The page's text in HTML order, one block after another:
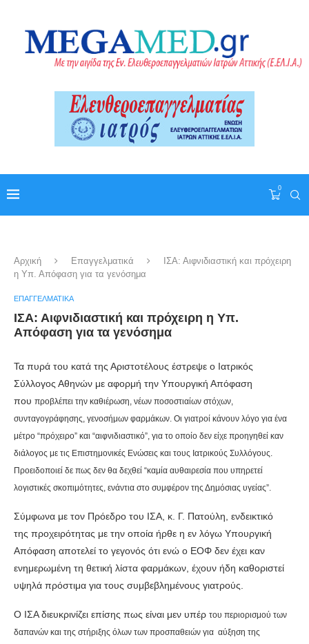
0
Αρχική Επαγγελματικά
ΙΣΑ: Αιφνιδιαστική και πρόχειρη
η Υπ. Απόφαση για τα γενόσημα
ΕΠΑΓΓΕΛΜΑΤΙΚΆ
ΙΣΑ: Αιφνιδιαστική και πρόχειρη η Υπ.
Απόφαση για τα γενόσημα
Τα πυρά του κατά της Αριστοτέλους έστρεψε ο Ιατρικός
Σύλλογος Αθηνών με αφορμή την Υπουργική Απόφαση
που προβλέπει την καθιέρωση, νέων ποσοστιαίων στόχων,
συνταγογράφησης, γενοσήμων φαρμάκων. Οι γιατροί κάνουν λόγο για ένα
μέτρο “πρόχειρο” και “αιφνιδιαστικό”, για το οποίο δεν είχε προηγηθεί καν
διάλογος με τις Επιστημονικές Ενώσεις και τους Ιατρικούς Συλλόγους.
Προειδοποιεί δε πως δεν θα δεχθεί “καμία αυθαιρεσία που υπηρετεί
λογιστικές σκοπιμότητες, ενάντια στο συμφέρον της Δημόσιας υγείας”.
Σύμφωνα με τον Πρόεδρο του ΙΣΑ, κ. Γ. Πατούλη, ενδεικτικό
της προχειρότητας με την οποία ήρθε η εν λόγω Υπουργική
Απόφαση αποτελεί το γεγονός ότι ενώ ο ΕΟΦ δεν έχει καν
ενημερωμένη τη θετική λίστα φαρμάκων, έχουν ήδη καθοριστεί
υψηλά πρόστιμα για τους συμβεβλημένους γιατρούς.
Ο ΙΣΑ διευκρινίζει επίσης πως είναι μεν υπέρ του περιορισμού των
δαπανών και της στήριξης όλων των προσπαθειών για αύξηση της